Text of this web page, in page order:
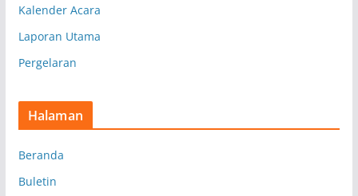
Kalender Acara
Laporan Utama
Pergelaran
Halaman
Beranda
Buletin